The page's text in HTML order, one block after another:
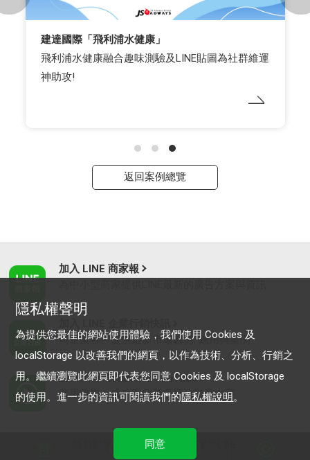
建達國際「飛利浦水健康」
飛利浦水健康融合趣味測驗及LINE貼圖為社群維運
神助攻!
返回案例總覽
加入 LINE 商家報
為企業客戶提供最新市場趨勢, 應用與案例
LINE Biz-Solutions YouTube
實用教學、成功案例等多樣化影音內容
服務條款
隱私權聲明
為提供您最佳的網站使用體驗，我們使用 Cookies 及
localStorage 以改善我們的網頁，以作為技術、分析、行銷之
用。繼續瀏覽此網頁即代表您同意 Cookies 及 localStorage
的使用。進一步的資訊可閱讀我們的隱私權說明。
同意